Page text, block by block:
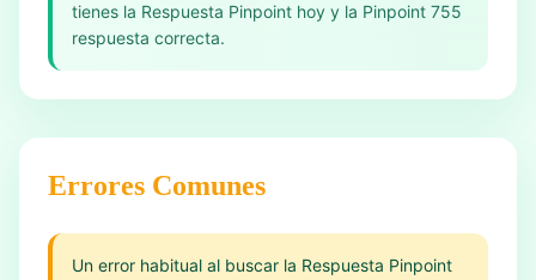
tienes la Respuesta Pinpoint hoy y la Pinpoint 755
respuesta correcta.
Errores Comunes
Un error habitual al buscar la Respuesta Pinpoint